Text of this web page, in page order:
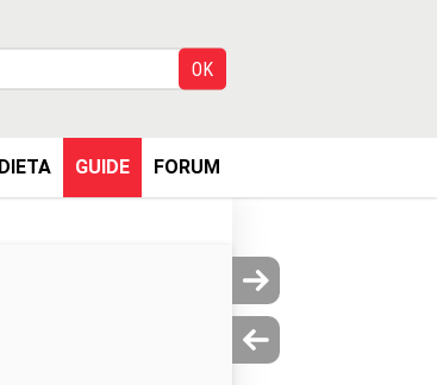
DIETA GUIDE FORUM